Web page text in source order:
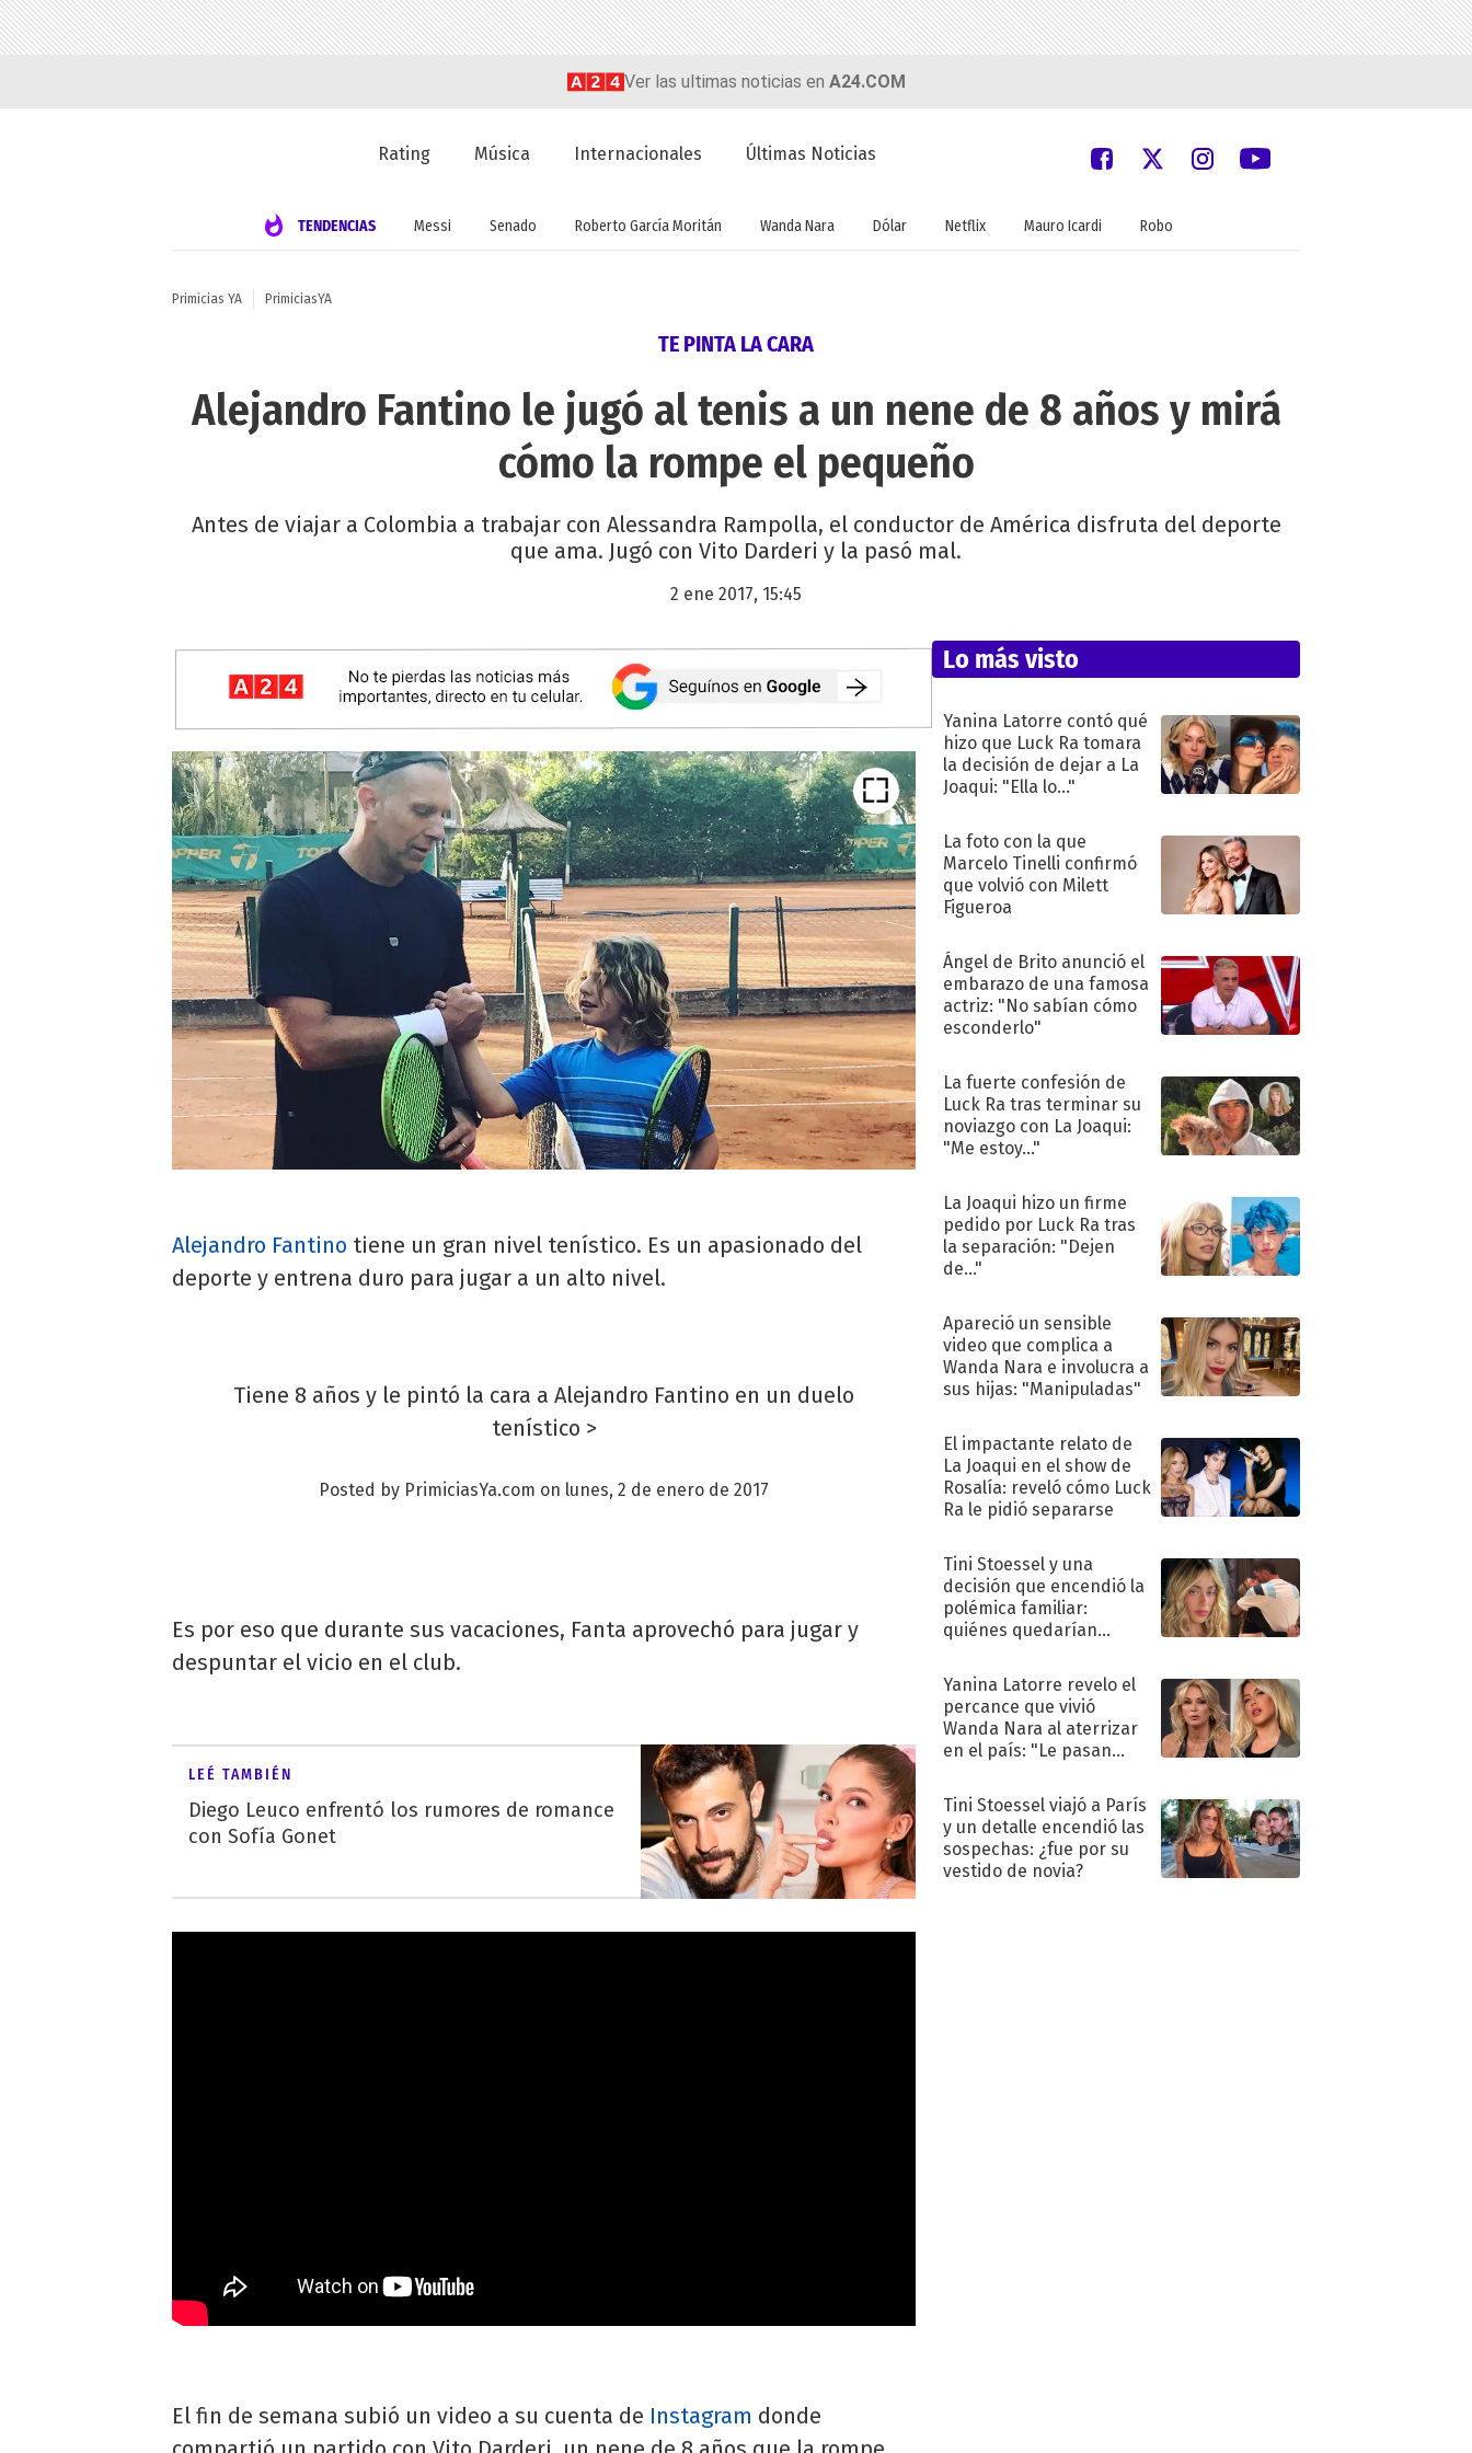
Ver las ultimas noticias en A24.COM
Rating Música Internacionales Últimas Noticias
TENDENCIAS Messi Senado Roberto García Moritán Wanda Nara Dólar Netflix Mauro Icardi Robo
Primicias YA PrimiciasYA
TE PINTA LA CARA
Alejandro Fantino le jugó al tenis a un nene de 8 años y mirá
cómo la rompe el pequeño
Antes de viajar a Colombia a trabajar con Alessandra Rampolla, el conductor de América disfruta del deporte
que ama. Jugó con Vito Darderi y la pasó mal.
2 ene 2017, 15:45
Alejandro Fantino tiene un gran nivel tenístico. Es un apasionado del
deporte y entrena duro para jugar a un alto nivel.
Tiene 8 años y le pintó la cara a Alejandro Fantino en un duelo
tenístico >
Posted by PrimiciasYa.com on lunes, 2 de enero de 2017
Es por eso que durante sus vacaciones, Fanta aprovechó para jugar y
despuntar el vicio en el club.
LEÉ TAMBIÉN
Diego Leuco enfrentó los rumores de romance
con Sofía Gonet
El fin de semana subió un video a su cuenta de Instagram donde
Lo más visto
Yanina Latorre contó qué
hizo que Luck Ra tomara
la decisión de dejar a La
Joaqui: "Ella lo..."
La foto con la que
Marcelo Tinelli confirmó
que volvió con Milett
Figueroa
Ángel de Brito anunció el
embarazo de una famosa
actriz: "No sabían cómo
esconderlo"
La fuerte confesión de
Luck Ra tras terminar su
noviazgo con La Joaqui:
"Me estoy..."
La Joaqui hizo un firme
pedido por Luck Ra tras
la separación: "Dejen
de..."
Apareció un sensible
video que complica a
Wanda Nara e involucra a
sus hijas: "Manipuladas"
El impactante relato de
La Joaqui en el show de
Rosalía: reveló cómo Luck
Ra le pidió separarse
Tini Stoessel y una
decisión que encendió la
polémica familiar:
quiénes quedarían
Yanina Latorre revelo el
percance que vivió
Wanda Nara al aterrizar
en el país: "Le pasan
Tini Stoessel viajó a París
y un detalle encendió las
sospechas: ¿fue por su
vestido de novia?